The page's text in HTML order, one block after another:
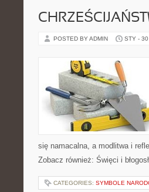
POSTED BY ADMIN STY -
się namacalna, a modlitwa i
Zobacz również: Święci i
CATEGORIES: SYMBOLE